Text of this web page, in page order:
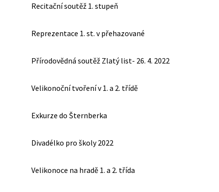
Recitační soutěž 1. stupeň
Reprezentace 1. st. v přehazované
Přírodovědná soutěž Zlatý list- 26. 4. 2022
Velikonoční tvoření v 1. a 2. třídě
Exkurze do Šternberka
Divadélko pro školy 2022
Velikonoce na hradě 1. a 2. třída